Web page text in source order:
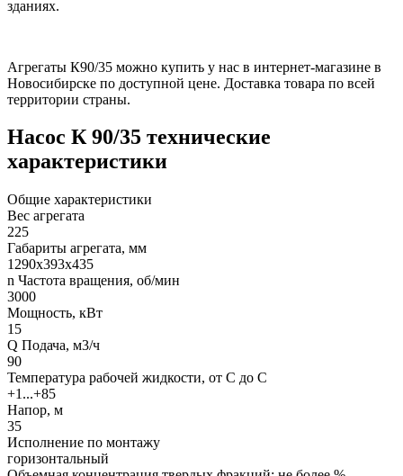
зданиях.
Агрегаты К90/35 можно купить у нас в интернет-магазине в
Новосибирске по доступной цене. Доставка товара по всей
территории страны.
Насос К 90/35 технические
характеристики
Общие характеристики
Вес агрегата
225
Габариты агрегата, мм
1290х393х435
n Частота вращения, об/мин
3000
Мощность, кВт
15
Q Подача, м3/ч
90
Температура рабочей жидкости, от С до С
+1...+85
Напор, м
35
Исполнение по монтажу
горизонтальный